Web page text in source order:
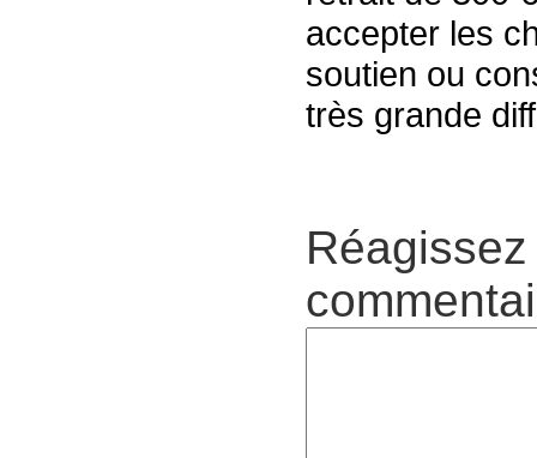
accepter les
soutien ou
très grande